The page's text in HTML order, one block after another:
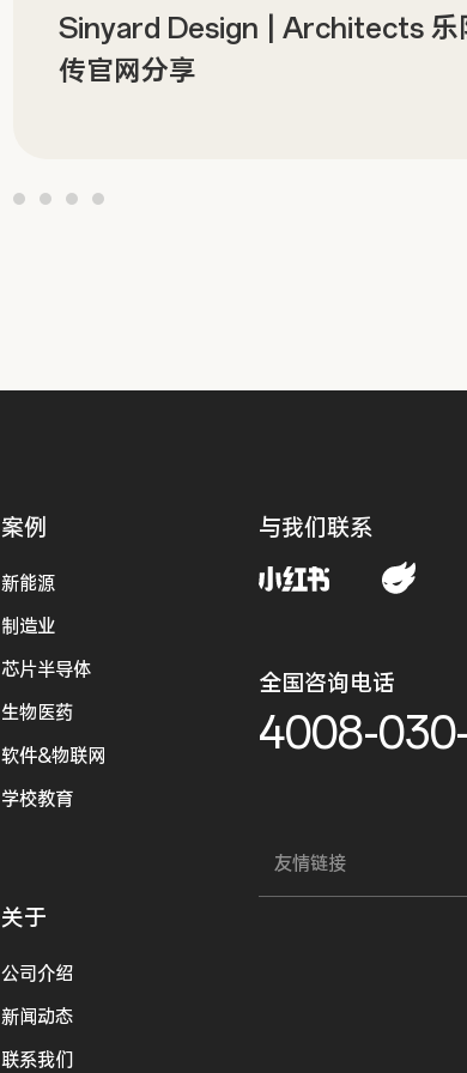
Sinyard Design | Architects 乐
传官网分享
案例
新能源
制造业
芯片半导体
生物医药
软件&物联网
学校教育
关于
公司介绍
新闻动态
联系我们
与我们联系
全国咨询电话
4008-
友情链接